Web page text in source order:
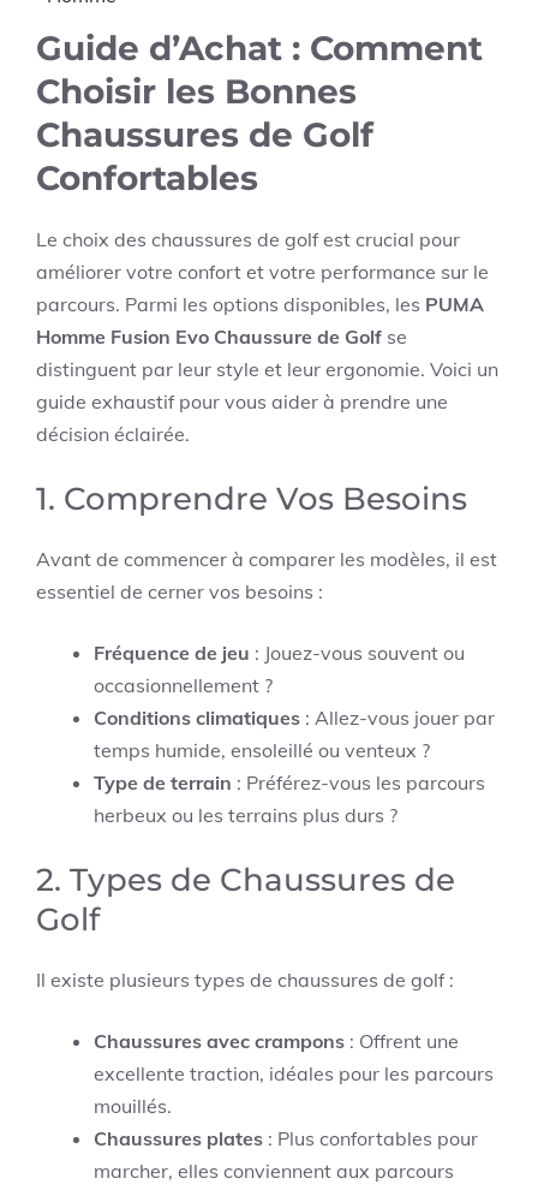
Guide d’Achat : Comment
Choisir les Bonnes
Chaussures de Golf
Confortables
Le choix des chaussures de golf est crucial pour
améliorer votre confort et votre performance sur le
parcours. Parmi les options disponibles, les PUMA
Homme Fusion Evo Chaussure de Golf se
distinguent par leur style et leur ergonomie. Voici un
guide exhaustif pour vous aider à prendre une
décision éclairée.
1. Comprendre Vos Besoins
Avant de commencer à comparer les modèles, il est
essentiel de cerner vos besoins :
Fréquence de jeu : Jouez-vous souvent ou
occasionnellement ?
Conditions climatiques : Allez-vous jouer par
temps humide, ensoleillé ou venteux ?
Type de terrain : Préférez-vous les parcours
herbeux ou les terrains plus durs ?
2. Types de Chaussures de
Golf
Il existe plusieurs types de chaussures de golf :
Chaussures avec crampons : Offrent une
excellente traction, idéales pour les parcours
mouillés.
Chaussures plates : Plus confortables pour
marcher, elles conviennent aux parcours